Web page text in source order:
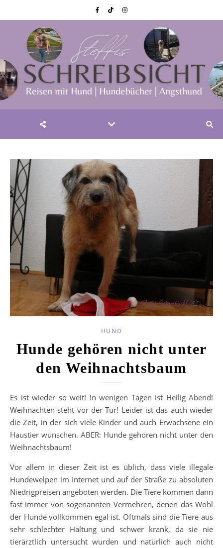
HUND
Hunde gehören nicht unter
den Weihnachtsbaum
Es ist wieder so weit! In wenigen Tagen ist Heilig Abend!
Weihnachten steht vor der Tür! Leider ist das auch wieder
die Zeit, in der sich viele Kinder und auch Erwachsene ein
Haustier wünschen. ABER: Hunde gehören nicht unter den
Weihnachtsbaum!
Vor allem in dieser Zeit ist es üblich, dass viele illegale
Hundewelpen im Internet und auf der Straße zu absoluten
Niedrigpreisen angeboten werden. Die Tiere kommen dann
fast immer von sogenannten Vermehren, denen das Wohl
der Hunde vollkommen egal ist. Oftmals sind die Tiere aus
sehr schlechter Haltung und schwer krank, da sie nie
tierärztlich untersucht wurden und natürlich auch nicht